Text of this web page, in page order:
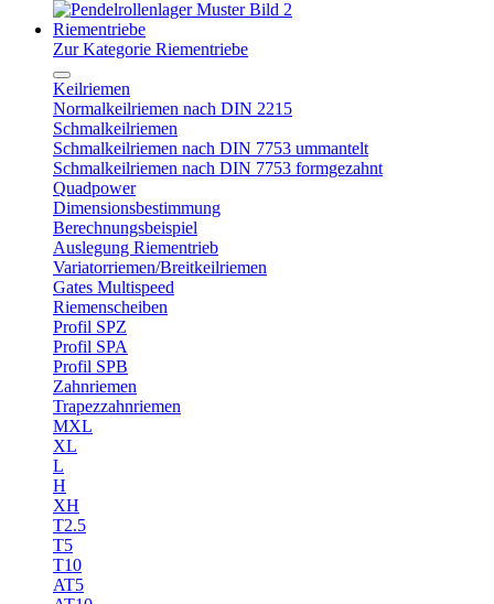
Riementriebe
Zur Kategorie Riementriebe
Keilriemen
Normalkeilriemen nach DIN 2215
Schmalkeilriemen
Schmalkeilriemen nach DIN 7753 ummantelt
Schmalkeilriemen nach DIN 7753 formgezahnt
Quadpower
Dimensionsbestimmung
Berechnungsbeispiel
Auslegung Riementrieb
Variatorriemen/Breitkeilriemen
Gates Multispeed
Riemenscheiben
Profil SPZ
Profil SPA
Profil SPB
Zahnriemen
Trapezzahnriemen
MXL
XL
L
H
XH
T2.5
T5
T10
AT5